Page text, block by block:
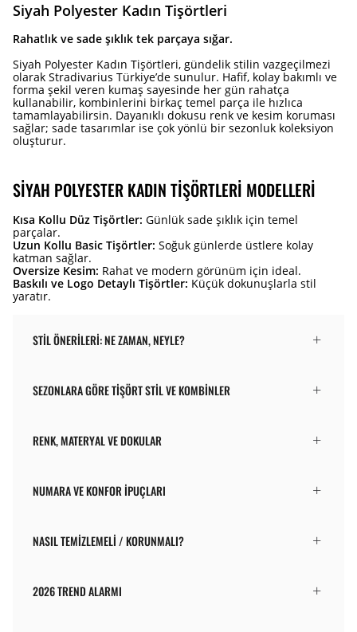
Siyah Polyester Kadın Tişörtleri
Rahatlık ve sade şıklık tek parçaya sığar.
Siyah Polyester Kadın Tişörtleri, gündelik stilin vazgeçilmezi
olarak Stradivarius Türkiye’de sunulur. Hafif, kolay bakımlı ve
forma şekil veren kumaş sayesinde her gün rahatça
kullanabilir, kombinlerini birkaç temel parça ile hızlıca
tamamlayabilirsin. Dayanıklı dokusu renk ve kesim koruması
sağlar; sade tasarımlar ise çok yönlü bir sezonluk koleksiyon
oluşturur.
SIYAH POLYESTER KADIN TIŞÖRTLERI MODELLERI
Kısa Kollu Düz Tişörtler: Günlük sade şıklık için temel
parçalar.
Uzun Kollu Basic Tişörtler: Soğuk günlerde üstlere kolay
katman sağlar.
Oversize Kesim: Rahat ve modern görünüm için ideal.
Baskılı ve Logo Detaylı Tişörtler: Küçük dokunuşlarla stil
yaratır.
STIL ÖNERILERI: NE ZAMAN, NEYLE?
SEZONLARA GÖRE TIŞÖRT STIL VE KOMBINLER
RENK, MATERYAL VE DOKULAR
NUMARA VE KONFOR İPUÇLARI
NASIL TEMIZLEMELI / KORUNMALI?
2026 TREND ALARMI